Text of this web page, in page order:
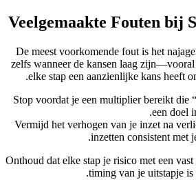
De meest voorkomende fout is het
zelfs wanneer de kansen laag
elke stap een aanzienlijke kans heeft
Stop voordat je een multiplier bereikt die
een doel
Vermijd het verhogen van je inzet na
inzetten consistent met
Onthoud dat elke stap je risico met een
timing van je uitstapje is